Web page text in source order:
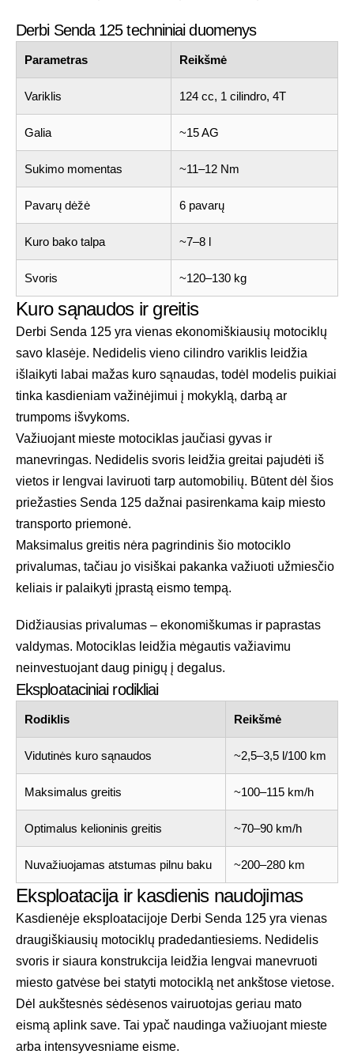
Derbi Senda 125 techniniai duomenys
Parametras Reikšmė
Variklis 124 cc, 1 cilindro, 4T
Galia ~15 AG
Sukimo momentas ~11–12 Nm
Pavarų dėžė 6 pavarų
Kuro bako talpa ~7–8 l
Svoris ~120–130 kg
Kuro sąnaudos ir greitis
Derbi Senda 125 yra vienas ekonomiškiausių motociklų
savo klasėje. Nedidelis vieno cilindro variklis leidžia
išlaikyti labai mažas kuro sąnaudas, todėl modelis puikiai
tinka kasdieniam važinėjimui į mokyklą, darbą ar
trumpoms išvykoms.
Važiuojant mieste motociklas jaučiasi gyvas ir
manevringas. Nedidelis svoris leidžia greitai pajudėti iš
vietos ir lengvai laviruoti tarp automobilių. Būtent dėl šios
priežasties Senda 125 dažnai pasirenkama kaip miesto
transporto priemonė.
Maksimalus greitis nėra pagrindinis šio motociklo
privalumas, tačiau jo visiškai pakanka važiuoti užmiesčio
keliais ir palaikyti įprastą eismo tempą.
Didžiausias privalumas – ekonomiškumas ir paprastas
valdymas. Motociklas leidžia mėgautis važiavimu
neinvestuojant daug pinigų į degalus.
Eksploataciniai rodikliai
Rodiklis Reikšmė
Vidutinės kuro sąnaudos ~2,5–3,5 l/100 km
Maksimalus greitis ~100–115 km/h
Optimalus kelioninis greitis ~70–90 km/h
Nuvažiuojamas atstumas pilnu baku ~200–280 km
Eksploatacija ir kasdienis naudojimas
Kasdienėje eksploatacijoje Derbi Senda 125 yra vienas
draugiškiausių motociklų pradedantiesiems. Nedidelis
svoris ir siaura konstrukcija leidžia lengvai manevruoti
miesto gatvėse bei statyti motociklą net ankštose vietose.
Dėl aukštesnės sėdėsenos vairuotojas geriau mato
eismą aplink save. Tai ypač naudinga važiuojant mieste
arba intensyvesniame eisme.